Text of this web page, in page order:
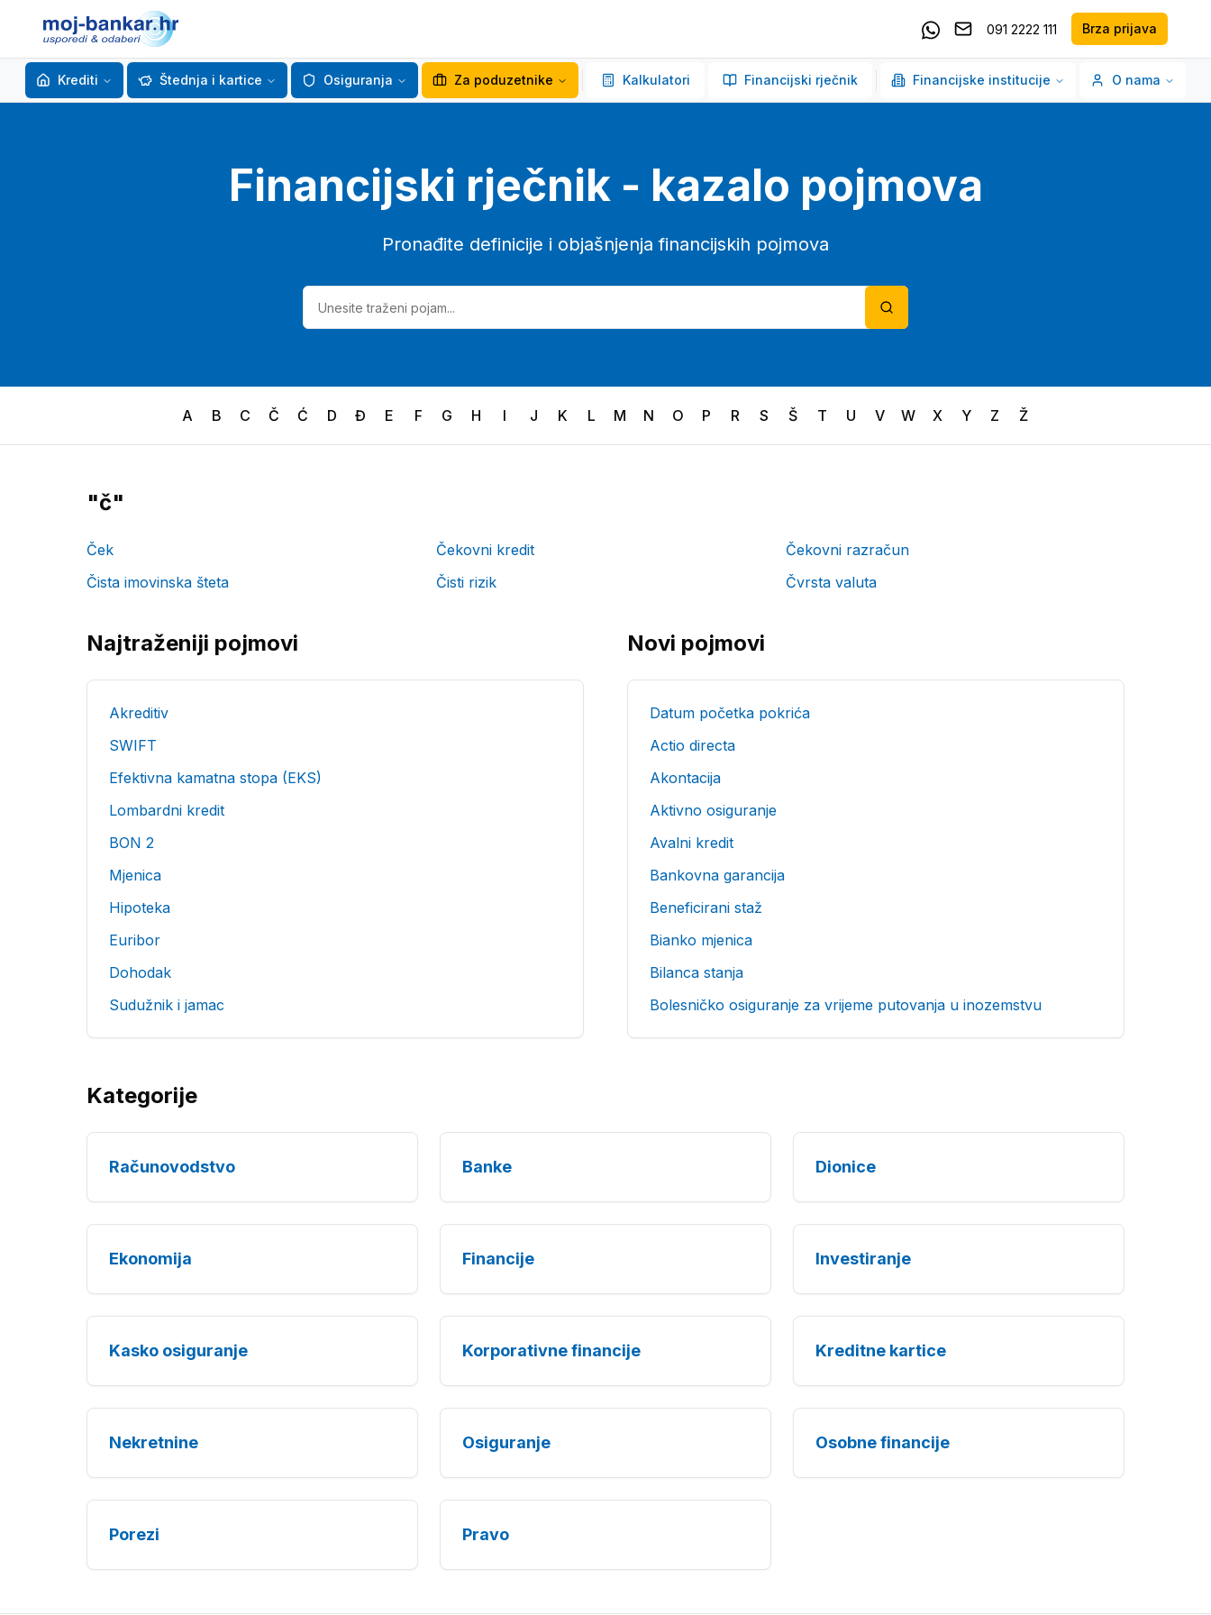
Kontaktirajte nas putem Whatsappa
091 2222 111 Brza prijava
Krediti Štednja i kartice Osiguranja Za poduzetnike Kalkulatori Financijski rječnik Financijske institucije O nama
Financijski rječnik - kazalo pojmova
Pronađite definicije i objašnjenja financijskih pojmova
A B C Č Ć D Đ E F G H I J K L M N O P R S Š T U V W X Y Z Ž
"č"
Ček Čekovni kredit
Čekovni razračun
Čista imovinska šteta
Čisti rizik Čvrsta valuta
Najtraženiji pojmovi
Akreditiv
SWIFT
Efektivna kamatna stopa (EKS)
Lombardni kredit
BON 2
Mjenica
Hipoteka
Euribor
Dohodak
Sudužnik i jamac
Novi pojmovi
Datum početka pokrića
Actio directa
Akontacija
Aktivno osiguranje
Avalni kredit
Bankovna garancija
Beneficirani staž
Bianko mjenica
Bilanca stanja
Bolesničko osiguranje za vrijeme putovanja u inozemstvu
Kategorije
Računovodstvo Banke Dionice
Ekonomija Financije Investiranje
Kasko osiguranje Korporativne financije Kreditne kartice
Nekretnine Osiguranje Osobne financije
Porezi Pravo